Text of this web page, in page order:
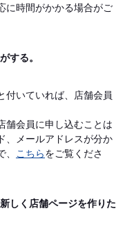
に時間がかかる場合がご
する。
付いていれば、店舗会員
舗会員に申し込むことは
、メールアドレスが分か
こちらをご覧くださ
しく店舗ページを作りた